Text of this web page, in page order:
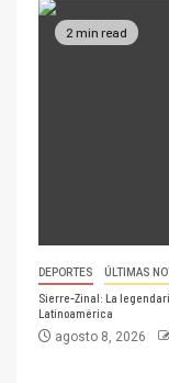
2 min read
DEPORTES ÚLTIMAS
Sierre-Zinal: La
Latinoamérica
agosto 8, 2026